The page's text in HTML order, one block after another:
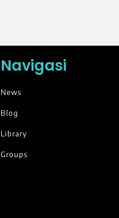
Navigasi
News
Blog
Library
Groups